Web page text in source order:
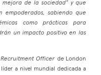
de la sociedad” y que
empoderados, sabiendo que
como prácticas para
un impacto positivo en las
Officer de London
a nivel mundial dedicada a